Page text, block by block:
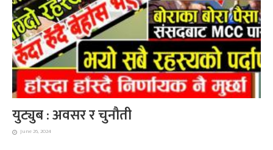
युट्युब : अवसर र चुनौती
June 26, 2024